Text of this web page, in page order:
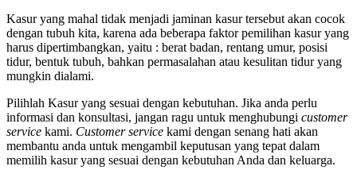
Kasur yang mahal tidak menjadi jaminan kasur tersebut akan cocok
dengan tubuh kita, karena ada beberapa faktor pemilihan kasur yang
harus dipertimbangkan, yaitu : berat badan, rentang umur, posisi
tidur, bentuk tubuh, bahkan permasalahan atau kesulitan tidur yang
mungkin dialami.
Pilihlah Kasur yang sesuai dengan kebutuhan. Jika anda perlu
informasi dan konsultasi, jangan ragu untuk menghubungi customer
service kami. Customer service kami dengan senang hati akan
membantu anda untuk mengambil keputusan yang tepat dalam
memilih kasur yang sesuai dengan kebutuhan Anda dan keluarga.